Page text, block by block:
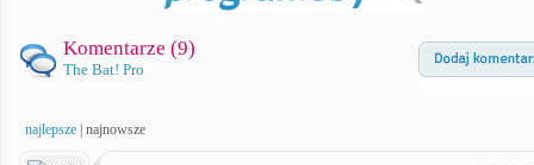
Komentarze (9)
The Bat! Pro
najlepsze najnowsze